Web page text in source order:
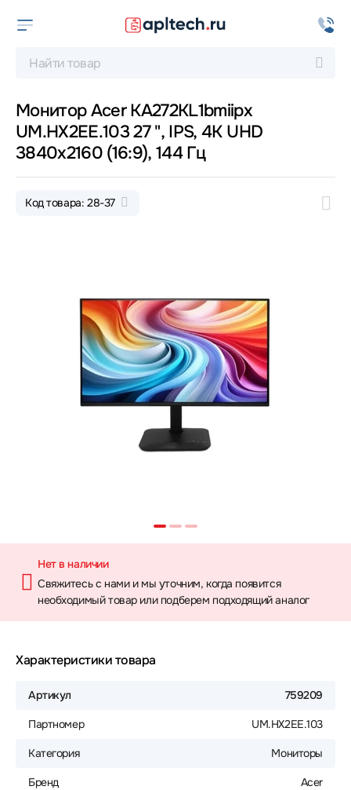
Монитор Acer KA272KL1bmiipx
UM.HX2EE.103 27 ", IPS, 4K UHD
3840x2160 (16:9), 144 Гц
Код товара: 28-37
Нет в наличии
Свяжитесь с нами и мы уточним, когда появится
необходимый товар или подберем подходящий аналог
Характеристики товара
Артикул 759209
Партномер UM.HX2EE.103
Категория Мониторы
Бренд Acer